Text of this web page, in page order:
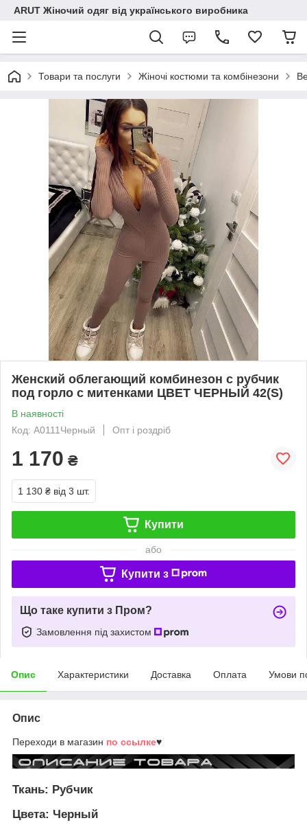
ARUT Жіночий одяг від українського виробника
Товари та послуги Жіночі костюми та комбінезони
Женский облегающий комбинезон с рубчик
под горло с митенками ЦВЕТ ЧЕРНЫЙ 42(S)
В наявності
Код: А0111Черный
Опт і роздріб
1 170 ₴
1 130 ₴ від 3 шт.
Купити
або
Купити з
Що таке купити з Пром?
Замовлення під захистом
Опис Характеристики Доставка Оплата Умови
Опис
Переходи в магазин по ссылке♥
Ткань: Рубчик
Цвета: Черный